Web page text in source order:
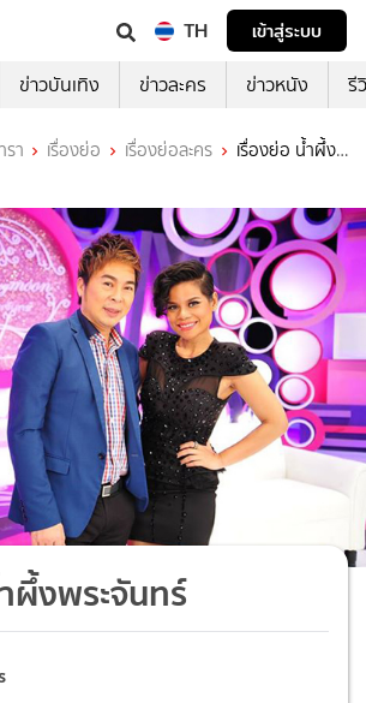
TH
เข้าสู่ระบบ
ข่าวบันเทิง ข่าวละคร ข่าวหนัง รี
รา เรื่องย่อ เรื่องย่อละคร
เรื่องย่อ น้ำผึ้ง
ผึ้งพระจันทร์